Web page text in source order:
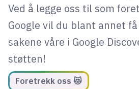
Ved å legge oss til som
Google vil du blant annet
sakene våre i Google
støtten!
Foretrekk oss 😻